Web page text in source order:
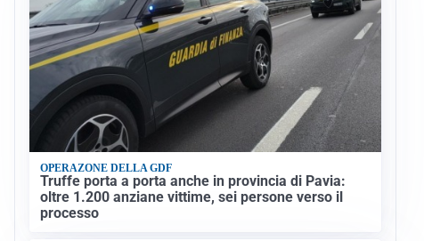
OPERAZONE DELLA GDF
Truffe porta a porta anche in provincia di Pavia:
oltre 1.200 anziane vittime, sei persone verso il
processo